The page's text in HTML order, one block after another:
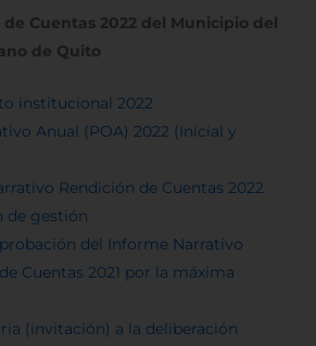
Cuentas 2022 del Municipio del
de Quito
institucional 2022
Anual (POA) 2022 (Inicial y
Rendición de Cuentas 2022
de gestión
del Informe Narrativo
Cuentas 2021 por la máxima
(invitación) a la deliberación